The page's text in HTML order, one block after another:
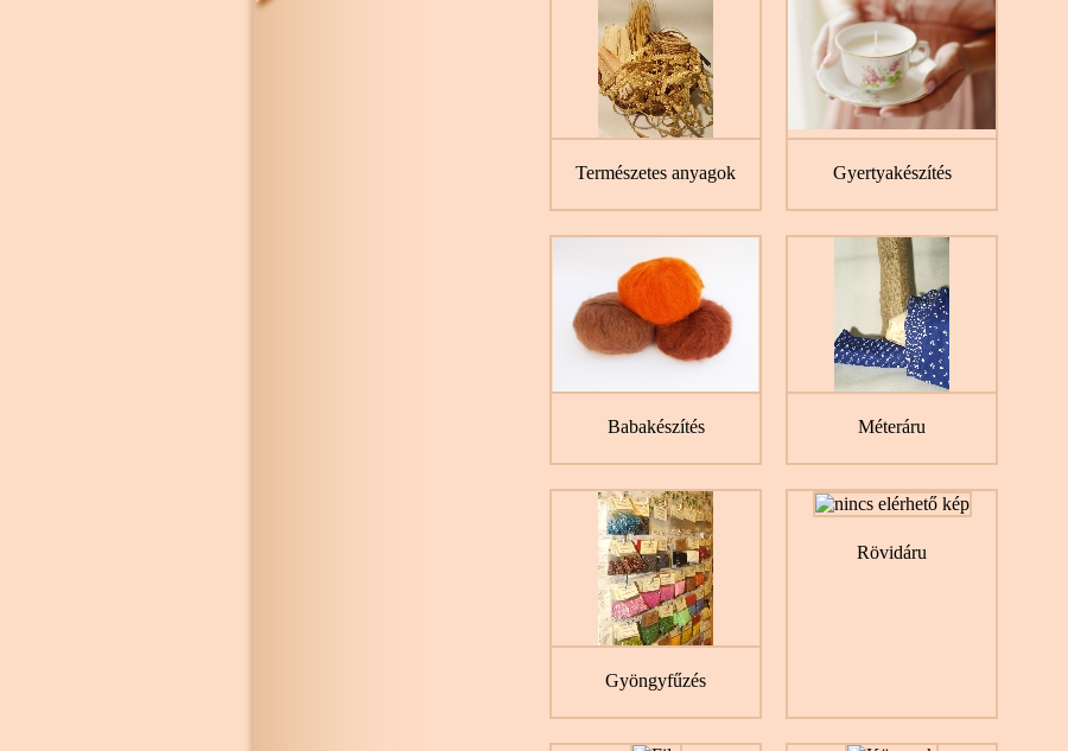
Természetes anyagok Gyertyakészítés
Babakészítés Méteráru
Gyöngyfűzés
Rövidáru